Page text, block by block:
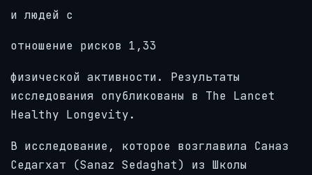
и людей с
отношение рисков 1,33
физической активности. Результаты
исследования опубликованы в The Lancet
Healthy Longevity.
В исследование, которое возглавила Саназ
Седагхат (Sanaz Sedaghat) из Школы